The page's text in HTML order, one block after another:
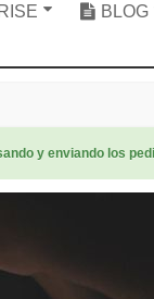
BLOG
y enviando los